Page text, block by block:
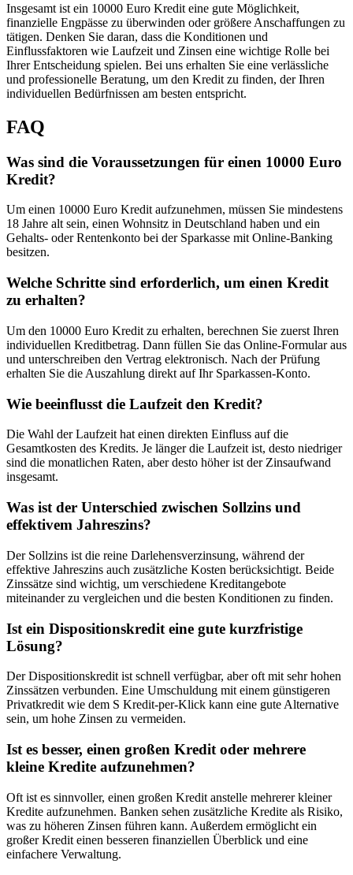
Insgesamt ist ein 10000 Euro Kredit eine gute Möglichkeit,
finanzielle Engpässe zu überwinden oder größere Anschaffungen zu
tätigen. Denken Sie daran, dass die Konditionen und
Einflussfaktoren wie Laufzeit und Zinsen eine wichtige Rolle bei
Ihrer Entscheidung spielen. Bei uns erhalten Sie eine verlässliche
und professionelle Beratung, um den Kredit zu finden, der Ihren
individuellen Bedürfnissen am besten entspricht.
FAQ
Was sind die Voraussetzungen für einen 10000 Euro
Kredit?
Um einen 10000 Euro Kredit aufzunehmen, müssen Sie mindestens
18 Jahre alt sein, einen Wohnsitz in Deutschland haben und ein
Gehalts- oder Rentenkonto bei der Sparkasse mit Online-Banking
besitzen.
Welche Schritte sind erforderlich, um einen Kredit
zu erhalten?
Um den 10000 Euro Kredit zu erhalten, berechnen Sie zuerst Ihren
individuellen Kreditbetrag. Dann füllen Sie das Online-Formular aus
und unterschreiben den Vertrag elektronisch. Nach der Prüfung
erhalten Sie die Auszahlung direkt auf Ihr Sparkassen-Konto.
Wie beeinflusst die Laufzeit den Kredit?
Die Wahl der Laufzeit hat einen direkten Einfluss auf die
Gesamtkosten des Kredits. Je länger die Laufzeit ist, desto niedriger
sind die monatlichen Raten, aber desto höher ist der Zinsaufwand
insgesamt.
Was ist der Unterschied zwischen Sollzins und
effektivem Jahreszins?
Der Sollzins ist die reine Darlehensverzinsung, während der
effektive Jahreszins auch zusätzliche Kosten berücksichtigt. Beide
Zinssätze sind wichtig, um verschiedene Kreditangebote
miteinander zu vergleichen und die besten Konditionen zu finden.
Ist ein Dispositionskredit eine gute kurzfristige
Lösung?
Der Dispositionskredit ist schnell verfügbar, aber oft mit sehr hohen
Zinssätzen verbunden. Eine Umschuldung mit einem günstigeren
Privatkredit wie dem S Kredit-per-Klick kann eine gute Alternative
sein, um hohe Zinsen zu vermeiden.
Ist es besser, einen großen Kredit oder mehrere
kleine Kredite aufzunehmen?
Oft ist es sinnvoller, einen großen Kredit anstelle mehrerer kleiner
Kredite aufzunehmen. Banken sehen zusätzliche Kredite als Risiko,
was zu höheren Zinsen führen kann. Außerdem ermöglicht ein
großer Kredit einen besseren finanziellen Überblick und eine
einfachere Verwaltung.